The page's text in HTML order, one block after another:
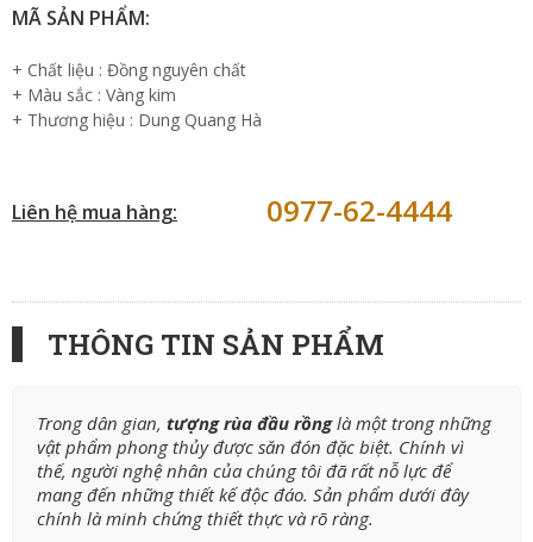
MÃ SẢN PHẨM:
+ Chất liệu : Đồng nguyên chất
+ Màu sắc : Vàng kim
+ Thương hiệu : Dung Quang Hà
Liên hệ mua hàng: 0977-62-4444
THÔNG TIN SẢN PHẨM
Trong dân gian, tượng rùa đầu rồnglà một trong những
vật phẩm phong thủy được săn đón đặc biệt. Chính vì
thế, người nghệ nhân của chúng tôi đã rất nỗ lực để
mang đến những thiết kế độc đáo. Sản phẩm dưới đây
chính là minh chứng thiết thực và rõ ràng.